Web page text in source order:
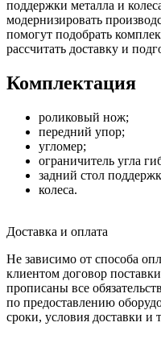
поддержки металла и
модернизировать
помогут подобрать
рассчитать доставку и
Комплектация
роликовый нож;
передний упор;
угломер;
ограничитель угла
задний стол
колеса.
Доставка и оплата
Не зависимо от способа
клиентом договор
прописаны все
по предоставлению
сроки, условия доставки и